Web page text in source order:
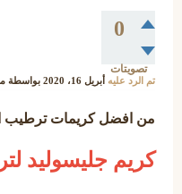
0
تصويتات
تم الرد عليه أبريل 16، 2020 بواسطة
من افضل كريمات ترطيب
كريم جليسوليد